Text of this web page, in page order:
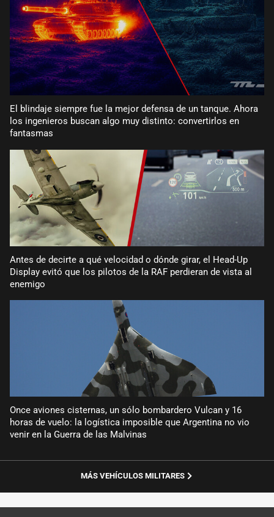
El blindaje siempre fue la mejor defensa de un tanque. Ahora
los ingenieros buscan algo muy distinto: convertirlos en
fantasmas
Antes de decirte a qué velocidad o dónde girar, el Head-Up
Display evitó que los pilotos de la RAF perdieran de vista al
enemigo
Once aviones cisternas, un sólo bombardero Vulcan y 16
horas de vuelo: la logística imposible que Argentina no vio
venir en la Guerra de las Malvinas
MÁS VEHÍCULOS MILITARES